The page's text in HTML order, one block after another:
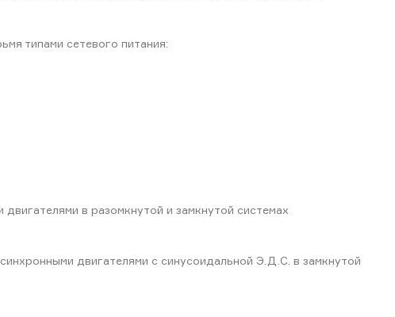
типами сетевого питания:
в разомкнутой и замкнутой системах
двигателями с синусоидальной Э.Д.С. в замкнутой